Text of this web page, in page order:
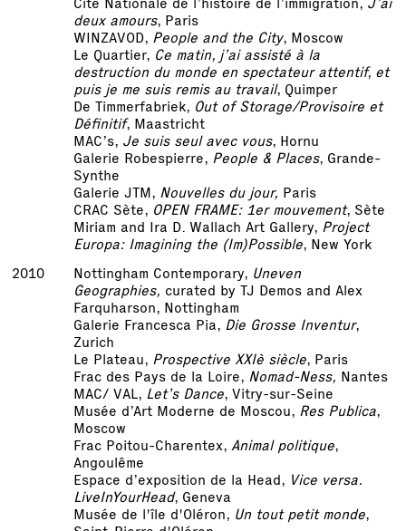
deux amours, Paris
WINZAVOD, People and the City, Moscow
Le Quartier, Ce matin, j’ai assisté à la
destruction du monde en spectateur attentif, et
puis je me suis remis au travail, Quimper
De Timmerfabriek, Out of Storage/Provisoire et
Définitif, Maastricht
MAC’s, Je suis seul avec vous, Hornu
Galerie Robespierre, People & Places, Grande-
Synthe
Galerie JTM, Nouvelles du jour, Paris
CRAC Sète, OPEN FRAME: 1er mouvement, Sète
Miriam and Ira D. Wallach Art Gallery, Project
Europa: Imagining the (Im)Possible, New York
2010
Nottingham Contemporary, Uneven
Geographies, curated by TJ Demos and Alex
Farquharson, Nottingham
Galerie Francesca Pia, Die Grosse Inventur,
Zurich
Le Plateau, Prospective XXIè siècle, Paris
Frac des Pays de la Loire, Nomad-Ness, Nantes
MAC/ VAL, Let’s Dance, Vitry-sur-Seine
Musée d’Art Moderne de Moscou, Res Publica,
Moscow
Frac Poitou-Charentex,Animal politique,
Angoulême
Espace d’exposition de la Head, Vice versa.
LiveInYourHead, Geneva
Musée de l'île d'Oléron, Un tout petit monde,